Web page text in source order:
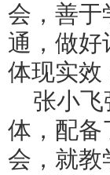
会，善于
通，做好
体现实效
张小飞
体，配备
会，就教